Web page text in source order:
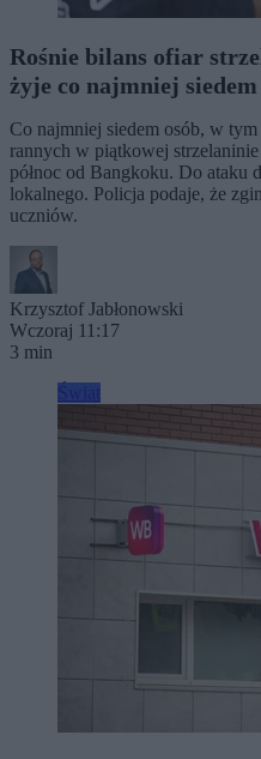
Rośnie bilans ofiar
żyje co najmniej siedem
Co najmniej siedem osób, w tym
rannych w piątkowej
północ od Bangkoku. Do ataku
lokalnego. Policja podaje, że
uczniów.
Krzysztof Jabłonowski
Wczoraj 11:17
3 min